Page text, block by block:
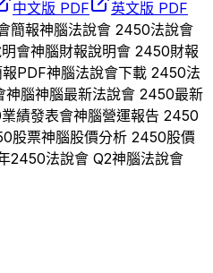
中文版 PDF
英文版 PDF
簡報神腦法說會 2450法說會
會神腦財報說明會 2450財報
PDF神腦法說會下載 2450法
神腦神腦最新法說會 2450最新
業績發表會神腦營運報告 2450
股票神腦股價分析 2450股價
2450法說會 Q2神腦法說會